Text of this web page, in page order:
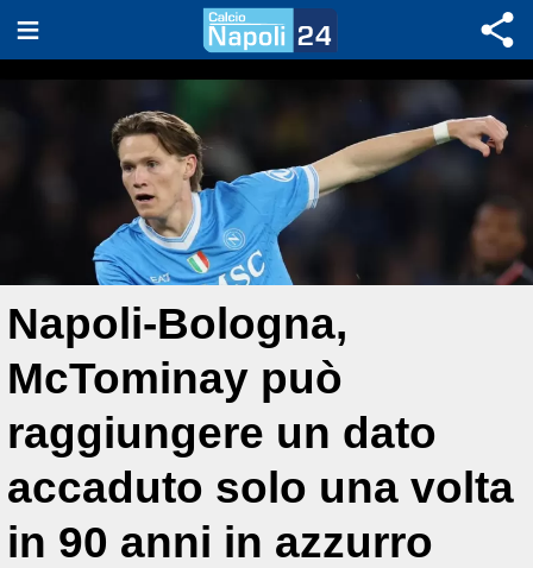
Napoli-Bologna,
McTominay può
raggiungere un dato
accaduto solo una volta
in 90 anni in azzurro